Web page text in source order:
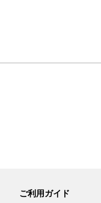
ご利用ガイド